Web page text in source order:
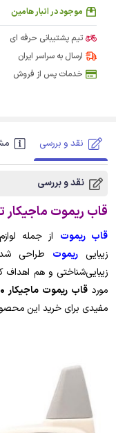
موجود در انبار هامین
تیم پشتیبانی حرفه ای
ارسال به سراسر ایران
خدمات پس از فروش
نقد و بررسی
نقد و بررسی
قاب ریموت ماجیکار
قاب ریموت از جمله
زیبایی ریموت طراحی
زیبایی‌شناختی و هم اهداف
موردقاب ریموت ماجیکار m110
مفیدی برای خرید این